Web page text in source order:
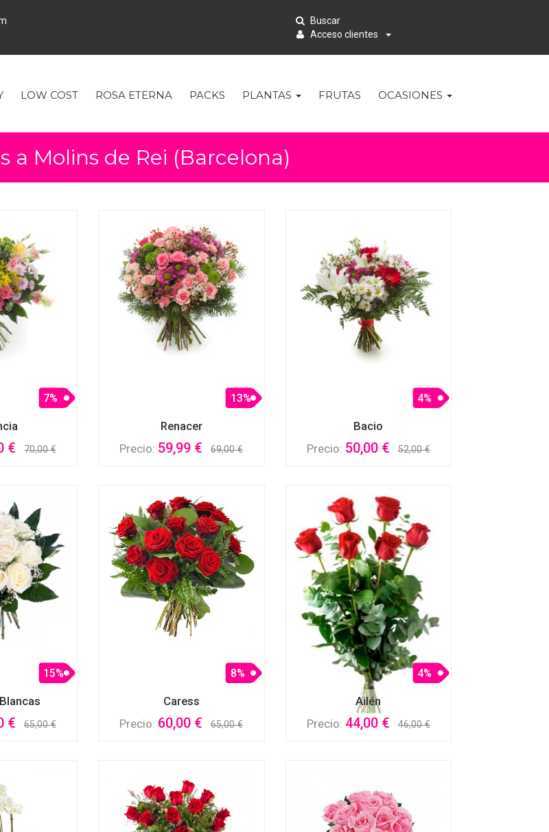
Buscar
Acceso clientes
LOW COST ROSA ETERNA PACKS PLANTAS FRUTAS
OCASIONES
a Molins de Rei (Barcelona)
7%
€ 70,00 €
Renacer
13%
Precio: 59,99 € 69,00 €
Bacio
4%
Precio: 50,00 € 52,00 €
15%
€ 65,00 €
Caress
8%
Precio: 60,00 € 65,00 €
Ailén
4%
Precio: 44,00 € 46,00 €